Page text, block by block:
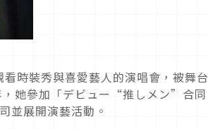
時裝秀與喜愛藝人的演唱會，被舞台
她參加「デビュー “推しメン” 合同
並展開演藝活動。